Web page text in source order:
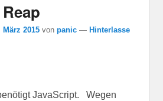
März 2015 vonpanic — Hinterlasse
JavaScript. Wegen